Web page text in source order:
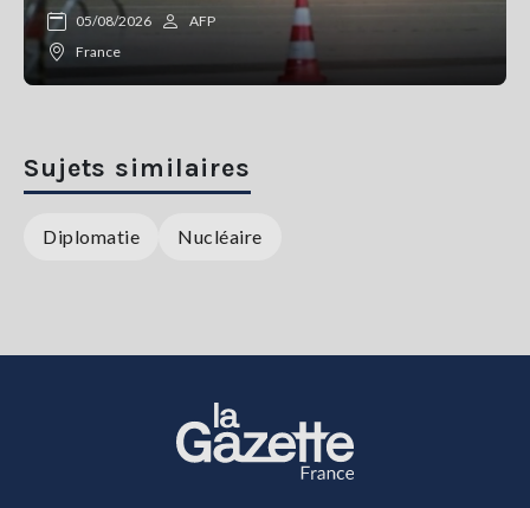
05/08/2026
AFP
France
Sujets similaires
Diplomatie Nucléaire